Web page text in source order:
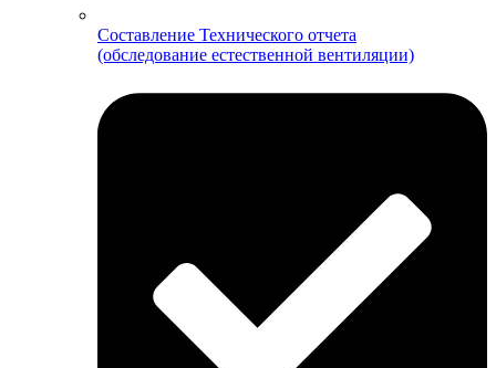
Составление Технического отчета
(обследование естественной вентиляции)